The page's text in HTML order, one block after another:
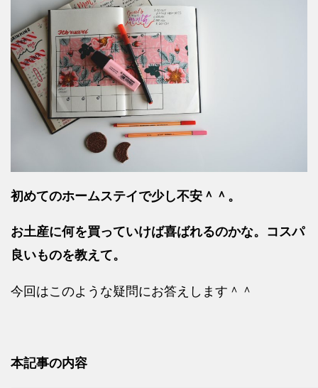
初めてのホームステイで少し不安＾＾。
お土産に何を買っていけば喜ばれるのかな。コスパ
良いものを教えて。
今回はこのような疑問にお答えします＾＾
本記事の内容